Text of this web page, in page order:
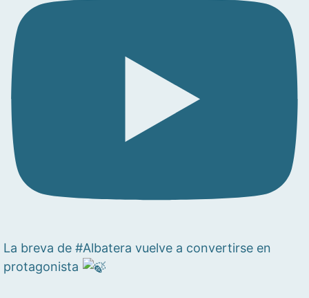
La breva de #Albatera vuelve a convertirse en
protagonista